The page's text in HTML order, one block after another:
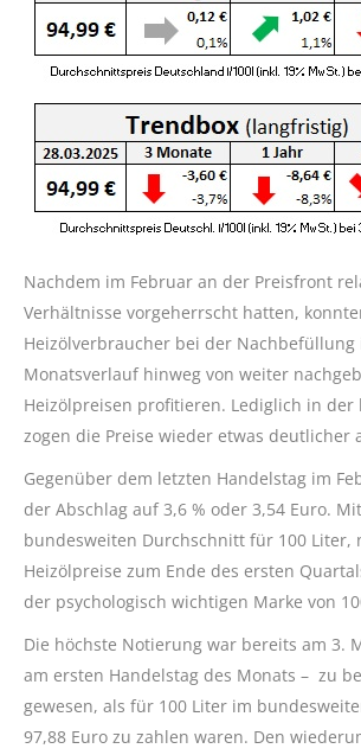
Nachdem im Februar an der Preisfront
Verhältnisse vorgeherrscht hatten,
Heizölverbraucher bei der
Monatsverlauf hinweg von weiter
Heizölpreisen profitieren. Lediglich in der
zogen die Preise wieder etwas deutlicher
Gegenüber dem letzten Handelstag im
der Abschlag auf 3,6 % oder 3,54 Euro.
bundesweiten Durchschnitt für 100 Liter,
Heizölpreise zum Ende des ersten
der psychologisch wichtigen Marke von
Die höchste Notierung war bereits am 3.
am ersten Handelstag des Monats – zu
gewesen, als für 100 Liter im
97,88 Euro zu zahlen waren. Den